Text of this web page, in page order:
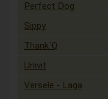
Perfect Dog
Sippy
Thank´Q
Univit
Versele - Laga